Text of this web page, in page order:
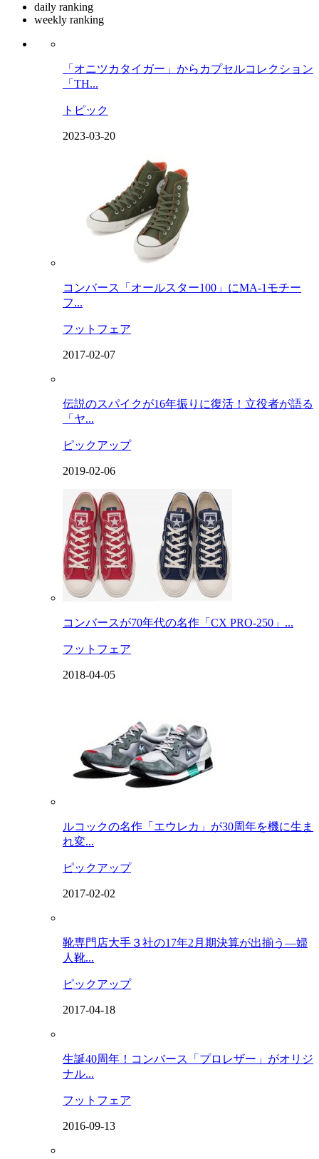
daily ranking
weekly ranking
「オニツカタイガー」からカプセルコレクション
「TH...
トピック
2023-03-20
コンバース「オールスター100」にMA-1モチー
フ...
フットフェア
2017-02-07
伝説のスパイクが16年振りに復活！立役者が語る
「ヤ...
ピックアップ
2019-02-06
コンバースが70年代の名作「CX PRO-250」...
フットフェア
2018-04-05
ルコックの名作「エウレカ」が30周年を機に生ま
れ変...
ピックアップ
2017-02-02
靴専門店大手３社の17年2月期決算が出揃う―婦
人靴...
ピックアップ
2017-04-18
生誕40周年！コンバース「プロレザー」がオリジ
ナル...
フットフェア
2016-09-13